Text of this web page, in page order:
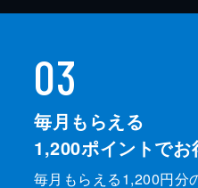
03
毎月もらえる
1,200ポイントでお
毎月もらえる1,200円分